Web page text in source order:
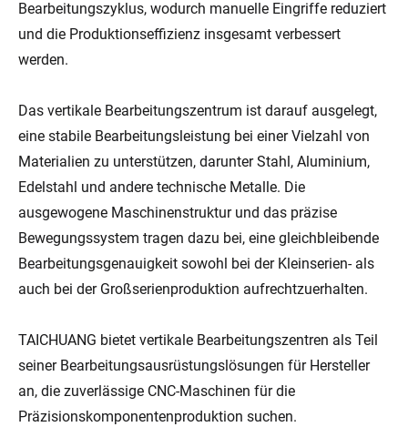
Bearbeitungszyklus, wodurch manuelle Eingriffe reduziert
und die Produktionseffizienz insgesamt verbessert
werden.
Das vertikale Bearbeitungszentrum ist darauf ausgelegt,
eine stabile Bearbeitungsleistung bei einer Vielzahl von
Materialien zu unterstützen, darunter Stahl, Aluminium,
Edelstahl und andere technische Metalle. Die
ausgewogene Maschinenstruktur und das präzise
Bewegungssystem tragen dazu bei, eine gleichbleibende
Bearbeitungsgenauigkeit sowohl bei der Kleinserien- als
auch bei der Großserienproduktion aufrechtzuerhalten.
TAICHUANG bietet vertikale Bearbeitungszentren als Teil
seiner Bearbeitungsausrüstungslösungen für Hersteller
an, die zuverlässige CNC-Maschinen für die
Präzisionskomponentenproduktion suchen.